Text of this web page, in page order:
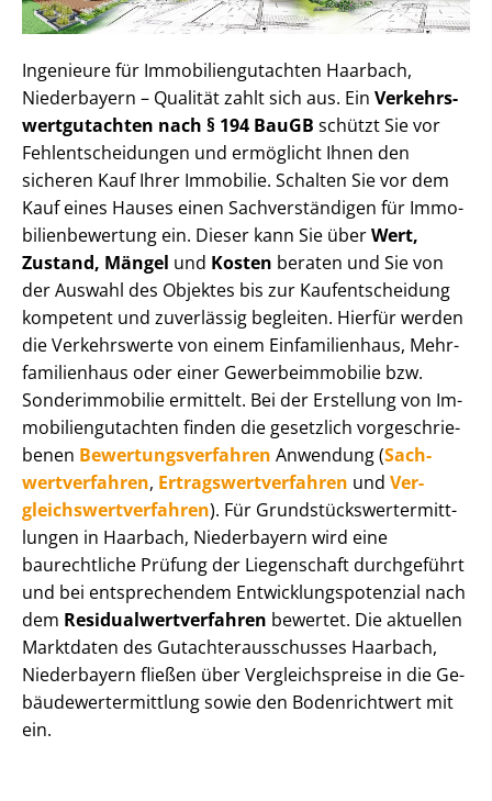
Ingenieure für Im­mo­bi­li­en­gut­ach­ten Haarbach,
Niederbayern – Qualität zahlt sich aus. Ein Ver­kehrs­
wert­gut­ach­ten nach § 194 BauGB schützt Sie vor
Fehl­ent­schei­dun­gen und ermöglicht Ihnen den
sicheren Kauf Ihrer Immobilie. Schalten Sie vor dem
Kauf eines Hauses einen Sach­ver­stän­di­gen für Im­mo­
bi­li­en­be­wer­tung ein. Dieser kann Sie überWert,
Zustand, Mängel und Kosten beraten und Sie von
der Auswahl des Objektes bis zur Kauf­ent­schei­dung
kompetent und zuverlässig begleiten. Hierfür werden
die Verkehrswerte von einem Einfamilienhaus, Mehr­
fa­mi­li­en­haus oder einer Ge­wer­be­im­mo­bi­lie bzw.
Sonderimmobilie ermittelt. Bei der Erstellung von Im­
mo­bi­li­en­gut­ach­ten finden die gesetzlich vor­ge­schrie­
be­nen Be­wer­tungs­ver­fah­ren Anwendung (Sach­
wert­ver­fah­ren, Er­trags­wert­ver­fah­ren und Ver­
gleichs­wert­ver­fah­ren). Für Grund­stücks­wert­ermitt­
lun­gen in Haarbach, Niederbayern wird eine
baurechtliche Prüfung der Liegenschaft durchgeführt
und bei entsprechendem Ent­wick­lungs­po­ten­zi­al nach
dem Re­si­du­al­wert­ver­fah­ren bewertet. Die aktuellen
Marktdaten des Gut­ach­ter­aus­schus­ses Haarbach,
Niederbayern fließen über Ver­gleichs­prei­se in die Ge­
bäu­de­wert­ermitt­lung sowie den Bodenrichtwert mit
ein.